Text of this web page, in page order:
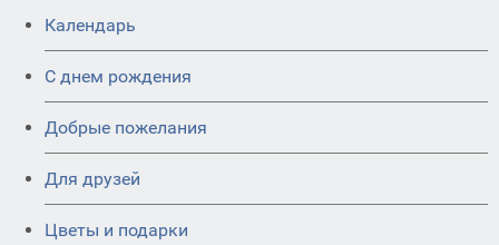
Календарь
C днем рождения
Добрые пожелания
Для друзей
Цветы и подарки